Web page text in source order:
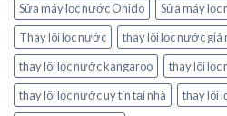
Sửa máy lọc nước Ohido
Sửa máy lọc
Thay lõi lọc nước
thay lõi lọc nước giá
thay lõi lọc nước kangaroo
thay lõi lọc
thay lõi lọc nước uy tín tại nhà
thay lõi